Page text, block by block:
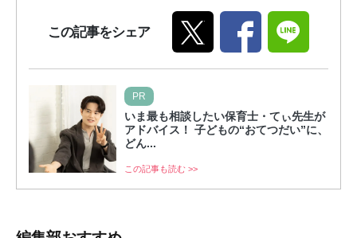
この記事をシェア
PR
いま最も相談したい保育士・てぃ先生が
アドバイス！ 子どもの“おてつだい”に、
どん...
この記事も読む >>